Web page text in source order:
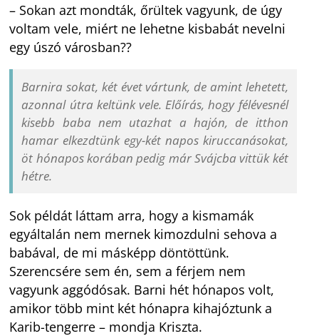
– Sokan azt mondták, őrültek vagyunk, de úgy
voltam vele, miért ne lehetne kisbabát nevelni
egy úszó városban??
Barnira sokat, két évet vártunk, de amint lehetett,
azonnal útra keltünk vele. Előírás, hogy félévesnél
kisebb baba nem utazhat a hajón, de itthon
hamar elkezdtünk egy-két napos kiruccanásokat,
öt hónapos korában pedig már Svájcba vittük két
hétre.
Sok példát láttam arra, hogy a kismamák
egyáltalán nem mernek kimozdulni sehova a
babával, de mi másképp döntöttünk.
Szerencsére sem én, sem a férjem nem
vagyunk aggódósak. Barni hét hónapos volt,
amikor több mint két hónapra kihajóztunk a
Karib-tengerre – mondja Kriszta.